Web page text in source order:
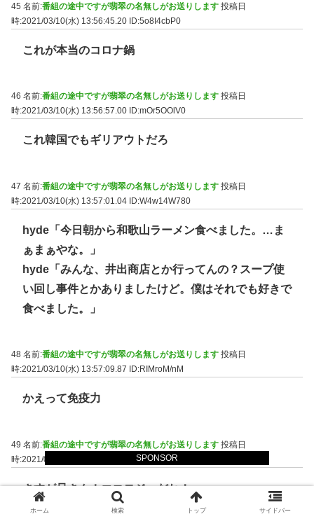
SPONSOR
45 名前:番組の途中ですが翡翠の名無しがお送りします 投稿日
時:2021/03/10(水) 13:56:45.20 ID:5o8I4cbP0
これが本当のコロナ鍋
46 名前:番組の途中ですが翡翠の名無しがお送りします 投稿日
時:2021/03/10(水) 13:56:57.00 ID:mOr5OOlV0
これ韓国でもギリアウトだろ
47 名前:番組の途中ですが翡翠の名無しがお送りします 投稿日
時:2021/03/10(水) 13:57:01.04 ID:W4w14W780
hyde「今日朝から和歌山ラーメン食べました。…ま
ぁまぁやな。」
hyde「みんな、井出商店とか行ってんの？スープ使
い回し事件とかありましたけど。僕はそれでも好きで
食べました。」
48 名前:番組の途中ですが翡翠の名無しがお送りします 投稿日
時:2021/03/10(水) 13:57:09.87
ID:RIMroM/nM
かえって免疫力
49 名前:番組の途中ですが翡翠の名無しがお送りします 投稿日
時:2021/03/10(水) 13:57:59.26
ID:+zLTQRP10
さすが兄さん！エコロジーだね！
ホーム 検索 トップ サイドバー